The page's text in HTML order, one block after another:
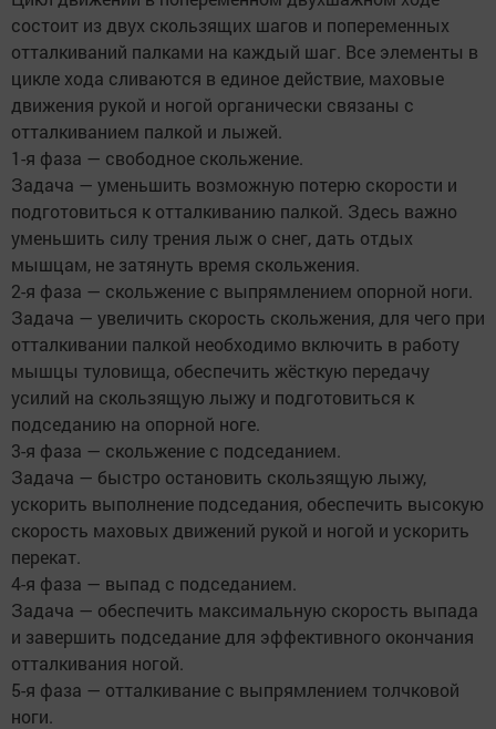
состоит из двух скользящих шагов и попеременных
отталкиваний палками на каждый шаг. Все элементы в
цикле хода сливаются в единое действие, маховые
движения рукой и ногой органически связаны с
отталкиванием палкой и лыжей.
1-я фаза — свободное скольжение.
Задача — уменьшить возможную потерю скорости и
подготовиться к отталкиванию палкой. Здесь важно
уменьшить силу трения лыж о снег, дать отдых
мышцам, не затянуть время скольжения.
2-я фаза — скольжение с выпрямлением опорной ноги.
Задача — увеличить скорость скольжения, для чего при
отталкивании палкой необходимо включить в работу
мышцы туловища, обеспечить жёсткую передачу
усилий на скользящую лыжу и подготовиться к
подседанию на опорной ноге.
3-я фаза — скольжение с подседанием.
Задача — быстро остановить скользящую лыжу,
ускорить выполнение подседания, обеспечить высокую
скорость маховых движений рукой и ногой и ускорить
перекат.
4-я фаза — выпад с подседанием.
Задача — обеспечить максимальную скорость выпада
и завершить подседание для эффективного окончания
отталкивания ногой.
5-я фаза — отталкивание с выпрямлением толчковой
ноги.